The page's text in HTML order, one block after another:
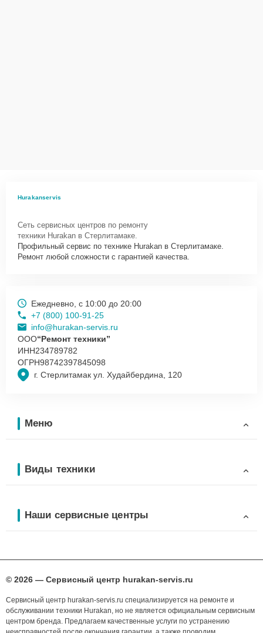
Hurakanservis
Сеть сервисных центров по ремонту
техники Hurakan в Стерлитамаке.
Профильный сервис по технике Hurakan в Стерлитамаке.
Ремонт любой сложности с гарантией качества.
г. Стерлитамак ул. Худайбердина, 120
Ежедневно, с 10:00 до 20:00
+7 (800) 100-91-25
info@hurakan-servis.ru
ООО“Ремонт техники”
ИНН234789782
ОГРН98742397845098
Меню
Виды техники
Наши сервисные центры
© 2026 — Сервисный центр hurakan-servis.ru
Сервисный центр hurakan-servis.ru специализируется на ремонте и
обслуживании техники Hurakan, но не является официальным сервисным
центром бренда. Предлагаем качественные услуги по устранению